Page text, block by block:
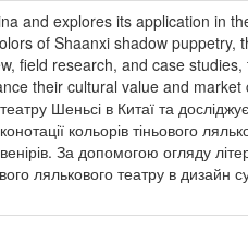
and explores its application in
of Shaanxi shadow puppetry,
field research, and case
their cultural value and market
Шеньсі в Китаї та
кольорів тіньового
За допомогою огляду
лялькового театру в дизайн